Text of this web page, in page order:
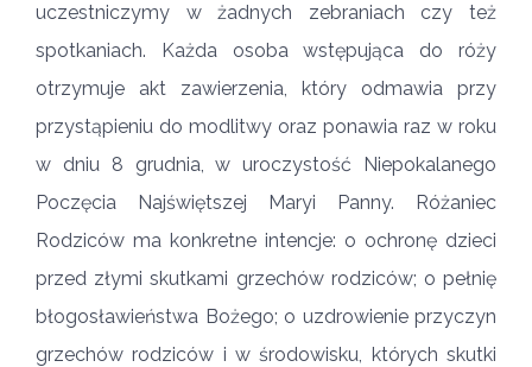
uczestniczymy w żadnych zebraniach czy też
spotkaniach. Każda osoba wstępująca do róży
otrzymuje akt zawierzenia, który odmawia przy
przystąpieniu do modlitwy oraz ponawia raz w roku
w dniu 8 grudnia, w uroczystość Niepokalanego
Poczęcia Najświętszej Maryi Panny. Różaniec
Rodziców ma konkretne intencje: o ochronę dzieci
przed złymi skutkami grzechów rodziców; o pełnię
błogosławieństwa Bożego; o uzdrowienie przyczyn
grzechów rodziców i w środowisku, których skutki